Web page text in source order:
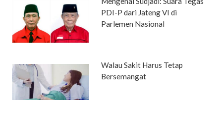
PDI-P dari Jateng VI di
Parlemen Nasional
Walau Sakit Harus Tetap
Bersemangat